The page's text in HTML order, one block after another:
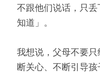
不跟他们说话，只
知道」。
我想说，父母不要
断关心、不断引导